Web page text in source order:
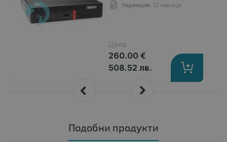
Гаранция: 12 месеца
Цена:
260.00 €
508.52 лв.
Подобни продукти